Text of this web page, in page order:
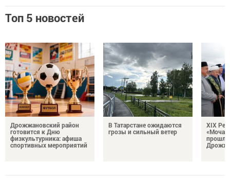
Топ 5 новостей
Дрожжановский район
готовится к Дню
физкультурника: афиша
спортивных мероприятий
В Татарстане ожидаются
грозы и сильный ветер
XIX